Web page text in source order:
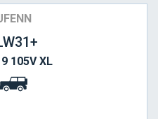
105V XL